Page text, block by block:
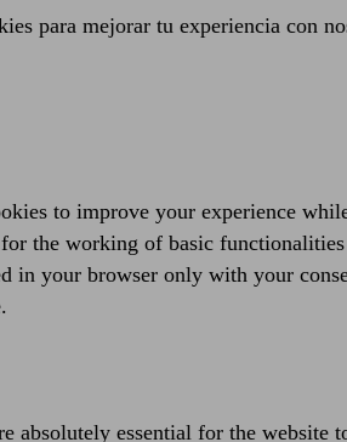
para mejorar tu experiencia con
to improve your experience
the working of basic
in your browser only with your
absolutely essential for the